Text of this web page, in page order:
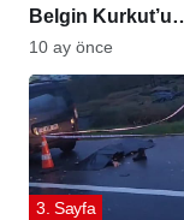
Belgin Kurkut’u
Başından Vurarak
Öldüren Koca
Tutuklandı
10 ay önce
3. Sayfa